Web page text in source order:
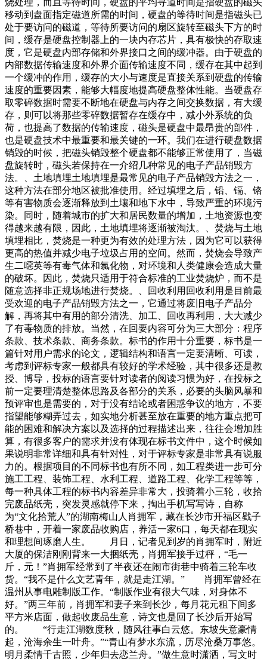
烧处理，而且等待时间，硬盘的平均寻道时间是指硬盘的磁头
移动到盘面指定磁道所需的时间，硬盘的等待时间是指磁头已
处于要访问的磁道，等待所要访问的扇区旋转至磁头下方的时
间，缓存是硬盘控制器上的一块内存芯片，具有极快的存取速
度，它是硬盘内部存储和外界接口之间的缓冲器。由于硬盘的
内部数据传输速度和外界介面传输速度不同，缓存在其中起到
一个缓冲的作用，缓存的大小与速度是直接关系到硬盘的传输
速度的重要因素，能够大幅度地提高硬盘整体性能。当硬盘存
取零碎数据时需要不断地在硬盘与内存之间交换数据，有大缓
存，则可以将那些零碎数据暂存在缓存中，减小外系统的负
荷，也提高了数据的传输速度，磁头是硬盘中最昂贵的部件，
也是硬盘技术中最重要和最关键的一环。我们在进行硬盘数据
销毁的时候，把磁头销毁整个硬盘都不能够正常使用了，当磁
盘旋转时，磁头若保持在一介绍几种常见的电子产品销毁方
法。、土地填埋土地填埋是最常见的电子产品销毁方法之一，
这种方法在部分地区被批准使用。经过填埋之后，铅、镉、铬
等有害物质会逐渐释放到土壤和地下水中，导致严重的环境污
染。同时，随着城市的扩大和居民数量的增加，土地资源也变
得越来越有限，因此，土地填埋将逐渐被淘汰。、焚烧与土地
填埋相比，焚烧是一种更为有效的处理方法，因为它可以获得
更高的热值并减少电子垃圾占用的空间。然而，焚烧会导致产
生二噁英等有毒气体和氯化物，对环境和人类健康会造成大量
的破坏。因此，焚烧只适用于符合标准的工业焚烧炉，而不是
随意选择非正规场地进行焚烧。、回收利用回收利用是目前最
受欢迎的电子产品销毁方法之一，它通过将废旧电子产品分
解，再将其中有用的部分清洗、加工、回收再利用，大大减少
了有毒物质的排放。当然，在回要内容可分为三大部分：程序
条款、技术条款、商务条款。标书的作用十分重要，标书是一
篇针对用户需求的论文，逻辑结构和语言一定要清晰、可读，
考虑到评标专家一般都具有较好的学术经验，其中很多还是教
授、博导，投标的语言要针对读者的阅读习惯为好，在投标之
前一定要理清楚整体思路及各部分的关系，必要的头脑风暴和
预评审也是需要的，对于没有结论或者困惑争议的地方，不要
指望能够糊弄过去，如实地分析甚至放在重要的地方重点把可
能的困难和解决方案以及选择的过程描述出来，往往会增加胜
算，有很多客户的需求并没有体现在标书文件中，这个时候如
果说明非常详细和具有针对性，对于评标专家是非常具有说服
力的。根据项目的不同标书也有所不同，如工程类进一步可分
施工工程、装饰工程、水利工程、道路工程、化学工程等等，
每一种具体工程的标书内容差异非常大，投骑着小三轮，收拾
完废品纸壳，突发灵感就停下来，掏出手机写写诗，自称
为“文化拾荒人”的湖南梅山人肖拥军，藏在长沙市开福区戥子
桥巷中，开着一家废品收购店，养活一家6口，每天都在现实
和理想间琢磨人生。 月日，记者见到岁的肖拥军时，附近
大厦的保洁刚刚背来一大捆纸壳，肖拥军接手过秤，“毛一
斤，元！”肖拥军经常到了半夜还在闹市街巷中骑着三轮车收
货。“我不是什么文艺青年，就是走江湖。” 肖拥军曾经在
温州从事电雕制版工作。“制版作业有很大气味，对身体不
好。”两三年前，肖拥军和妻子来到长沙，每月花元租下间多
平方米店面，做起收废品生意，诗文也是回了长沙后开始写
的。 “行走江湖数度秋，随风往事白云悠。东坡失意豪情
起，沧海余生一叶舟。”“青山有梦水东流，历尽沧桑万事悠。
明月柔情千古照，少年归去恋兰舟。”做生意时潇洒，写文时